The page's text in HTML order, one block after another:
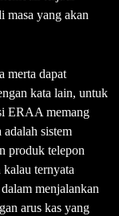
masa yang akan
merta dapat
kata lain, untuk
ERAA memang
sistem
produk telepon
ternyata
menjalankan
arus kas yang